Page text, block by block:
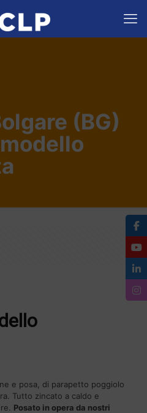
(BG)
e posa, di parapetto poggiolo
Tutto zincato a caldo e
Posato in opera da nostri